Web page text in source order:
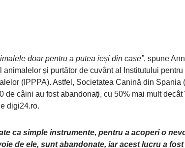
doar pentru a putea ieși din case”, spune
și purtător de cuvânt al Institutului
(IPPPA). Astfel, Societatea Canină din Spania
de câini au fost abandonați, cu 50% mai mult decât
digi24.ro.
ca simple instrumente, pentru a acoperi o
de ele, sunt abandonate, iar acest lucru a